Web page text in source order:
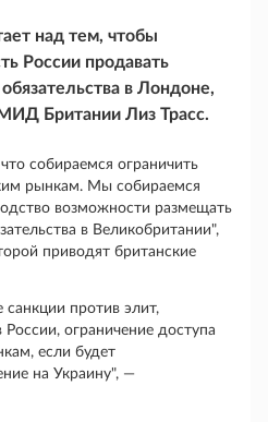
над тем, чтобы
России продавать
в Лондоне,
Британии Лиз Трасс.
собираемся ограничить
рынкам. Мы собираемся
возможности размещать
в Великобритании",
приводят британские
против элит,
ограничение доступа
если будет
на Украину", —